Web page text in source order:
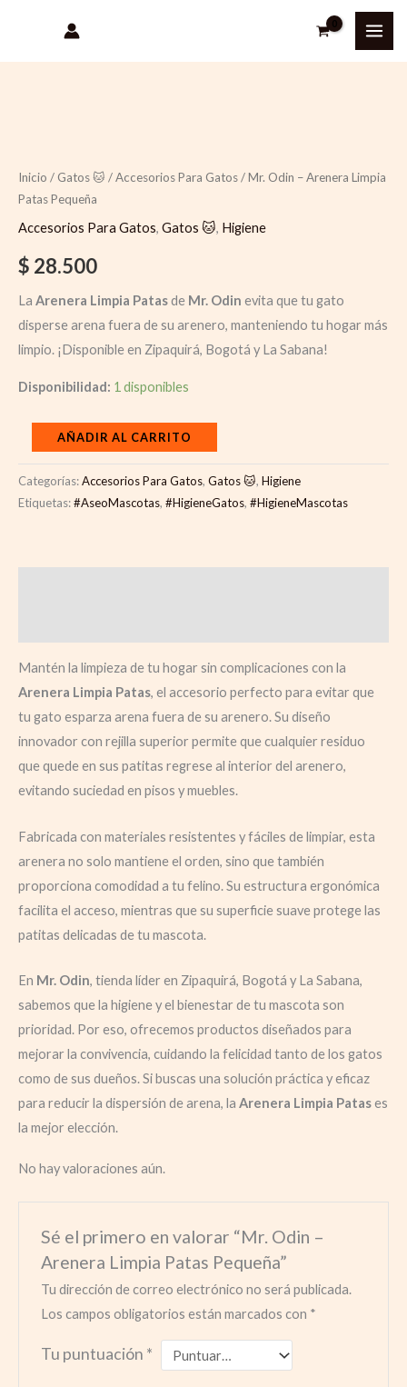
contenido
Inicio / Gatos 🐱 /Accesorios Para Gatos/ Mr. Odin – Arenera Limpia
Patas Pequeña
Accesorios Para Gatos, Gatos 🐱, Higiene
$ 28.500
La Arenera Limpia Patasde Mr. Odin evita que tu gato
disperse arena fuera de su arenero, manteniendo tu hogar más
limpio. ¡Disponible en Zipaquirá, Bogotá y La Sabana!
Disponibilidad: 1 disponibles
AÑADIR AL CARRITO
Categorías:Accesorios Para Gatos, Gatos 🐱, Higiene
Etiquetas:#AseoMascotas, #HigieneGatos, #HigieneMascotas
Mantén la limpieza de tu hogar sin complicaciones con la
Arenera Limpia Patas, el accesorio perfecto para evitar que
tu gato esparza arena fuera de su arenero. Su diseño
innovador con rejilla superior permite que cualquier residuo
que quede en sus patitas regrese al interior del arenero,
evitando suciedad en pisos y muebles.
Fabricada con materiales resistentes y fáciles de limpiar, esta
arenera no solo mantiene el orden, sino que también
proporciona comodidad a tu felino. Su estructura ergonómica
facilita el acceso, mientras que su superficie suave protege las
patitas delicadas de tu mascota.
En Mr. Odin, tienda líder en Zipaquirá, Bogotá y La Sabana,
sabemos que la higiene y el bienestar de tu mascota son
prioridad. Por eso, ofrecemos productos diseñados para
mejorar la convivencia, cuidando la felicidad tanto de los gatos
como de sus dueños. Si buscas una solución práctica y eficaz
para reducir la dispersión de arena, la Arenera Limpia Patases
la mejor elección.
No hay valoraciones aún.
Sé el primero en valorar “Mr. Odin –
Arenera Limpia Patas Pequeña”
Tu dirección de correo electrónico no será publicada.
Los campos obligatorios están marcados con *
Tu puntuación *